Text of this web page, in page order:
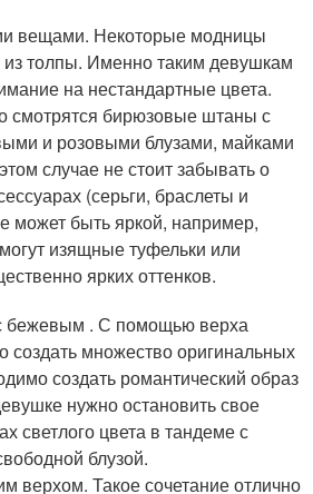
вещами. Некоторые модницы
толпы. Именно таким девушкам
на нестандартные цвета.
смотрятся бирюзовые штаны с
и розовыми блузами, майками
случае не стоит забывать о
(серьги, браслеты и
может быть яркой, например,
изящные туфельки или
ярких оттенков.
бежевым . С помощью верха
создать множество оригинальных
создать романтический образ
нужно остановить свое
светлого цвета в тандеме с
блузой.
верхом. Такое сочетание отлично